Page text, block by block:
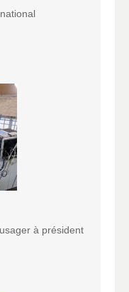
à président